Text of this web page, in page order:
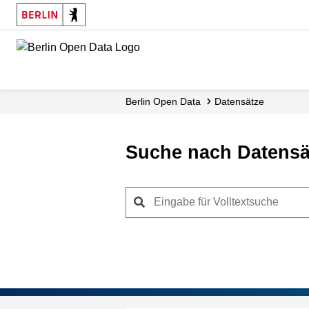
Skip
main
Berlin Open Data Datensätze
Suche nach